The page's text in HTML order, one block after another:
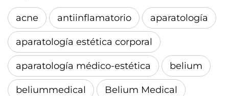
acne antiinflamatorio aparatología
aparatología estética corporal
aparatología médico-estética belium
beliummedical Belium Medical